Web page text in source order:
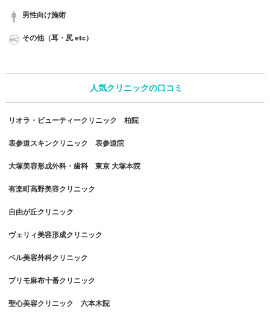
男性向け施術
その他（耳・尻 etc）
人気クリニックの口コミ
リオラ・ビューティークリニック 柏院
表参道スキンクリニック 表参道院
大塚美容形成外科・歯科 東京 大塚本院
有楽町高野美容クリニック
自由が丘クリニック
ヴェリィ美容形成クリニック
ベル美容外科クリニック
プリモ麻布十番クリニック
聖心美容クリニック 六本木院